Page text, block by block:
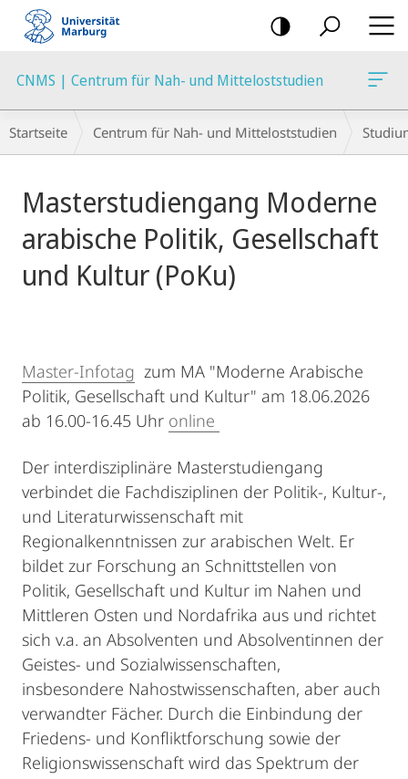
Mobile-
Navigation
CNMS | Centrum für Nah- und Mitteloststudien
Breadcrumb-
Navigation
Startseite Centrum für Nah- und Mitteloststudien
Masterstudiengang Moderne
arabische Politik, Gesellschaft
und Kultur (PoKu)
Master-Infotag zum MA "Moderne Arabische
Politik, Gesellschaft und Kultur" am 18.06.2026
ab 16.00-16.45 Uhr online
Der interdisziplinäre Masterstudiengang
verbindet die Fachdisziplinen der Politik-, Kultur-,
und Literaturwissenschaft mit
Regionalkenntnissen zur arabischen Welt. Er
bildet zur Forschung an Schnittstellen von
Politik, Gesellschaft und Kultur im Nahen und
Mittleren Osten und Nordafrika aus und richtet
sich v.a. an Absolventen und Absolventinnen der
Geistes- und Sozialwissenschaften,
insbesondere Nahostwissenschaften, aber auch
verwandter Fächer. Durch die Einbindung der
Friedens- und Konfliktforschung sowie der
Religionswissenschaft wird das Spektrum der